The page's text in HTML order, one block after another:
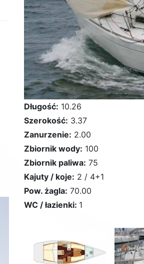
Długość: 10.26
Szerokość: 3.37
Zanurzenie: 2.00
Zbiornik wody: 100
Zbiornik paliwa: 75
Kajuty / koje: 2 / 4+1
Pow. żagla: 70.00
WC / łazienki: 1